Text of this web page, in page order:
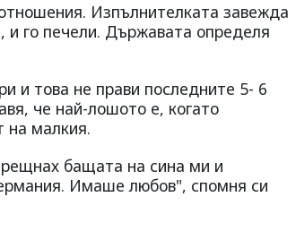
Изпълнителката завежда
и го печели. Държавата определя
и това не прави последните 5- 6
че най-лошото е, когато
на малкия.
бащата на сина ми и
Имаше любов", спомня си